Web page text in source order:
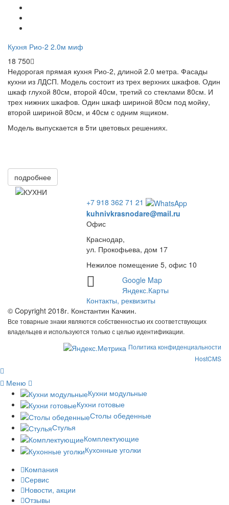
Кухня Рио-2 2.0м миф
18 750
Недорогая прямая кухня Рио-2, длиной 2.0 метра. Фасады
кухни из ЛДСП. Модель состоит из трех верхних шкафов. Один
шкаф глухой 80см, второй 40см, третий со стеклами 80см. И
трех нижних шкафов. Один шкаф шириной 80см под мойку,
второй шириной 80см, и 40см с одним ящиком.
Модель выпускается в 5ти цветовых решениях.
подробнее
+7 918 362 71 21
kuhnivkrasnodare@mail.ru
Офис
Краснодар,
ул. Прокофьева, дом 17
Нежилое помещение 5, офис 10
Google Map
Яндекс.Карты
Контакты, реквизиты
© Copyright 2018г. Константин Качкин.
Все товарные знаки являются собственностью их соответствующих
владельцев и используются только с целью идентификации.
Политика конфиденциальности
HostCMS
Меню
Кухни модульные
Кухни готовые
Столы обеденные
Стулья
Комплектующие
Кухонные уголки
Компания
Сервис
Новости, акции
Отзывы